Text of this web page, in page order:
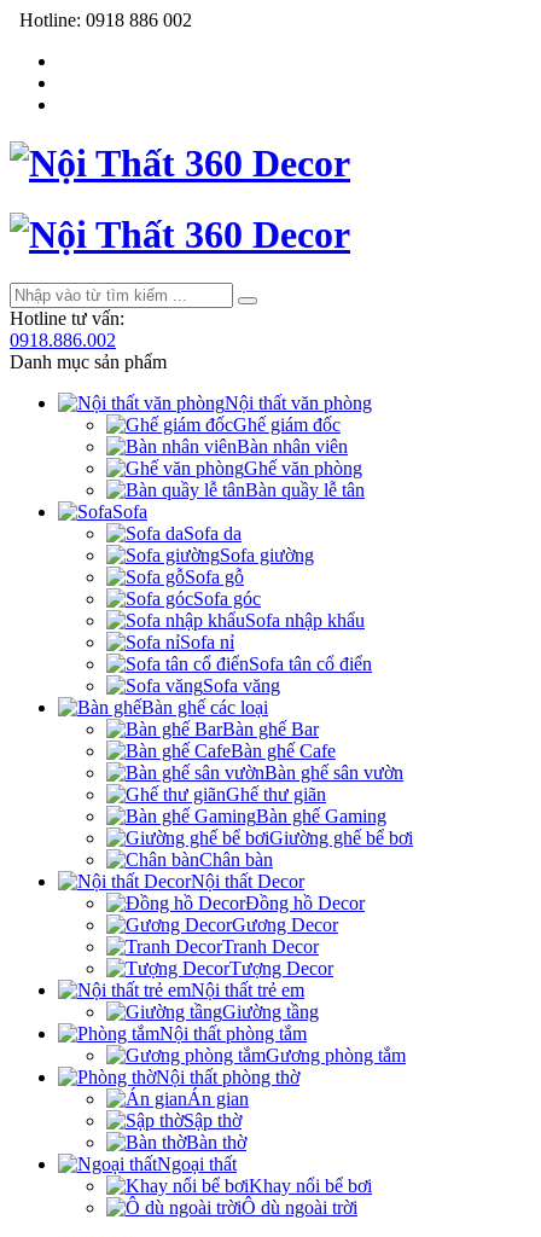
Hotline: 0918 886 002
Hotline tư vấn:
0918.886.002
Danh mục sản phẩm
Nội thất văn phòng
Ghế giám đốc
Bàn nhân viên
Ghế văn phòng
Bàn quầy lễ tân
Sofa
Sofa da
Sofa giường
Sofa gỗ
Sofa góc
Sofa nhập khẩu
Sofa nỉ
Sofa tân cổ điển
Sofa văng
Bàn ghế các loại
Bàn ghế Bar
Bàn ghế Cafe
Bàn ghế sân vườn
Ghế thư giãn
Bàn ghế Gaming
Giường ghế bể bơi
Chân bàn
Nội thất Decor
Đồng hồ Decor
Gương Decor
Tranh Decor
Tượng Decor
Nội thất trẻ em
Giường tầng
Nội thất phòng tắm
Gương phòng tắm
Nội thất phòng thờ
Án gian
Sập thờ
Bàn thờ
Ngoại thất
Khay nổi bể bơi
Ô dù ngoài trời